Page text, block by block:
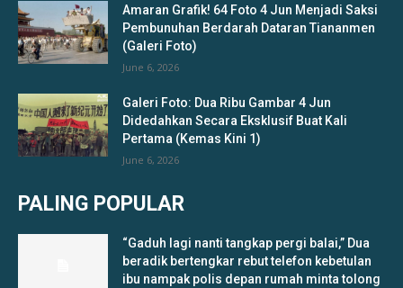
Amaran Grafik! 64 Foto 4 Jun Menjadi Saksi
Pembunuhan Berdarah Dataran Tiananmen
(Galeri Foto)
June 6, 2026
Galeri Foto: Dua Ribu Gambar 4 Jun
Didedahkan Secara Eksklusif Buat Kali
Pertama (Kemas Kini 1)
June 6, 2026
PALING POPULAR
“Gaduh lagi nanti tangkap pergi balai,” Dua
beradik bertengkar rebut telefon kebetulan
ibu nampak polis depan rumah minta tolong